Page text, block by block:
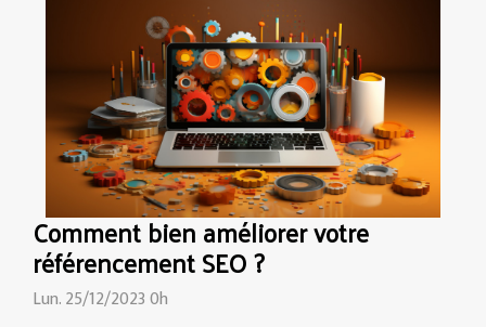
Comment bien améliorer votre
référencement SEO ?
Lun. 25/12/2023 0h